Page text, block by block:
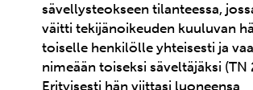
sävellysteokseen tilanteessa,
väitti tekijänoikeuden kuuluvan
toiselle henkilölle yhteisesti ja
nimeään toiseksi säveltäjäksi (TN
Erityisesti hän viittasi luoneensa